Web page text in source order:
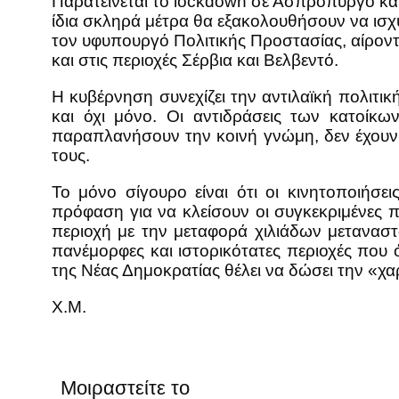
ίδια σκληρά μέτρα θα εξακολουθήσουν να
τον υφυπουργό Πολιτικής Προστασίας,
και στις περιοχές Σέρβια και Βελβεντό.
Η κυβέρνηση συνεχίζει την αντιλαϊκή
και όχι μόνο. Οι αντιδράσεις των
παραπλανήσουν την κοινή γνώμη, δεν
τους.
Το μόνο σίγουρο είναι ότι οι
πρόφαση για να κλείσουν οι συγκεκριμένες
περιοχή με την μεταφορά χιλιάδων
πανέμορφες και ιστορικότατες περιοχές
της Νέας Δημοκρατίας θέλει να δώσει την
Χ.Μ.
Μοιραστείτε το